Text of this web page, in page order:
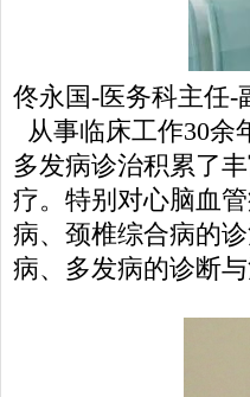
佟永国-医务科主任-
从事临床工作30余
多发病诊治积累了
疗。特别对心脑血
病、颈椎综合病的
病、多发病的诊断